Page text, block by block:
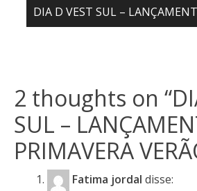
Post
DIA D VEST SUL –
2 thoughts on “
SUL –
PRIMAVERA
Fatima jordal disse: